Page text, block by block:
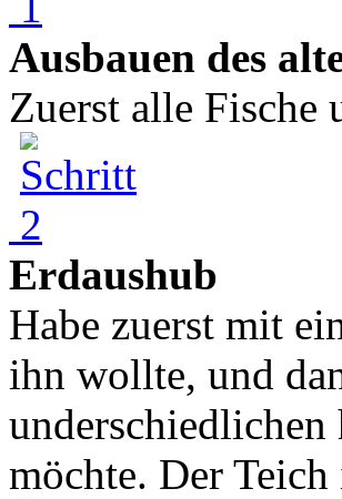
Ausbauen des
Zuerst alle Fische
Erdaushub
Habe zuerst mit
ihn wollte, und
underschiedlichen
möchte. Der